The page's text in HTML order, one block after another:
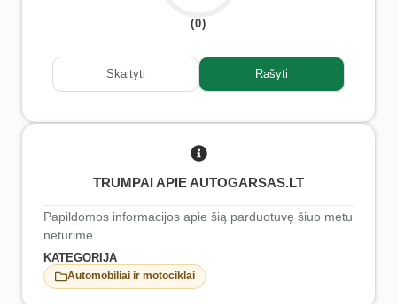
(0)
Skaityti Rašyti
TRUMPAI APIE AUTOGARSAS.LT
Papildomos informacijos apie šią parduotuvę šiuo metu
neturime.
KATEGORIJA
Automobiliai ir motociklai